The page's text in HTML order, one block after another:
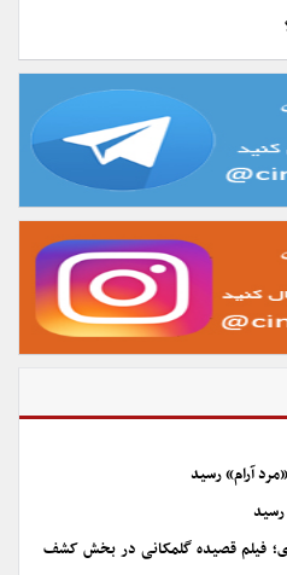
آرام» رسید
فیلم قصیده گلمکانی در بخش کشف